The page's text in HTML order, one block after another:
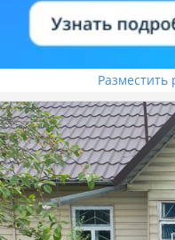
Разместить